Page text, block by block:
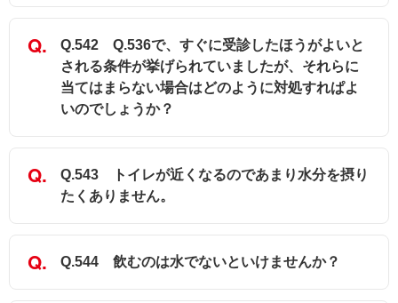
Q.542 Q.536で、すぐに受診したほうがよいと
される条件が挙げられていましたが、それらに
当てはまらない場合はどのように対処すれぱよ
いのでしょうか？
Q.543 トイレが近くなるのであまり水分を摂り
たくありません。
Q.544 飲むのは水でないといけませんか？